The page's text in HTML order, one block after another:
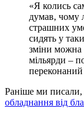
«Я колись
думав, чому
страшних
сидять у
зміни можна
мільярди –
переконаний
Раніше ми
обладнання від